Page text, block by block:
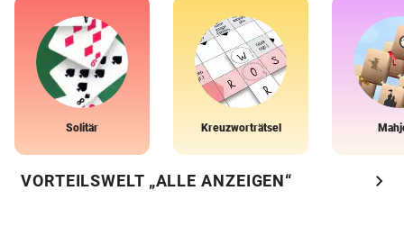
Solitär Kreuzworträtsel
VORTEILSWELT „ALLE ANZEIGEN“ chevron_right